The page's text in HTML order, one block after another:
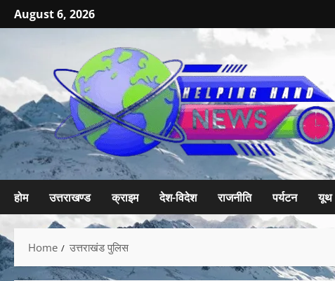
August 6, 2026
होम उत्तराखण्ड क्राइम देश-विदेश राजनीति पर्यटन यूथ
Home उत्तराखंड पुलिस